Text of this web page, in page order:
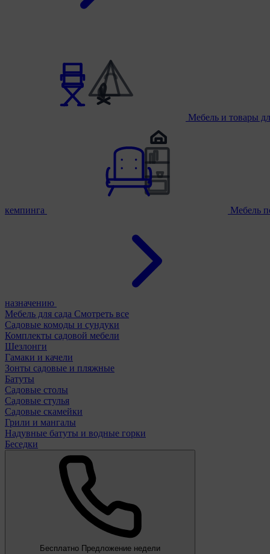
Мебель и товары
кемпинга Мебель
назначению
Мебель для сада Смотреть все
Садовые комоды и сундуки
Комплекты садовой мебели
Шезлонги
Гамаки и качели
Зонты садовые и пляжные
Батуты
Садовые столы
Садовые стулья
Садовые скамейки
Грили и мангалы
Надувные батуты и водные горки
Беседки
Бесплатно Предложение недели